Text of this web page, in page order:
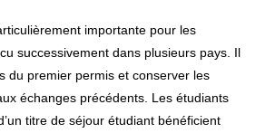
importante pour les
successivement dans plusieurs pays. Il
du premier permis et conserver les
échanges précédents. Les étudiants
titre de séjour étudiant bénéficient